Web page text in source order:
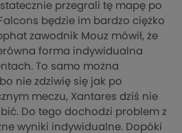
przegrali tę mapę po
będzie im bardzo ciężko
zawodnik Mouz mówił, że
forma indywidualna
To samo można
nie zdziwię się jak po
meczu, Xantares dziś nie
Do tego dochodzi problem z
wyniki indywidualne. Dopóki